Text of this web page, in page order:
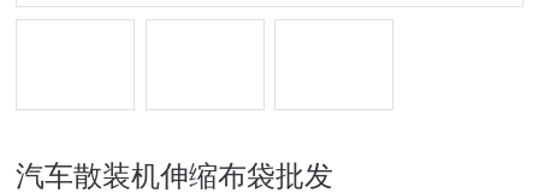
汽车散装机伸缩布袋批发